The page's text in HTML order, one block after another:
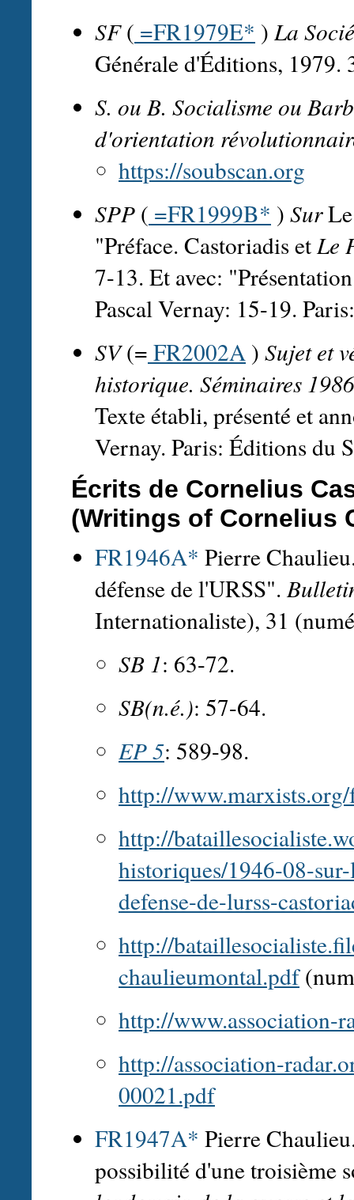
SF( =FR1979E* )La
Générale d'Éditions, 1979.
S. ou B. Socialisme ou
d'orientation
https://soubscan.org
SPP ( =FR1999B* ) Sur
"Préface. Castoriadis etLe
7-13. Et avec:
Pascal Vernay: 15-19.
SV(= FR2002A ) Sujet et
historique. Séminaires
Texte établi, présenté et
Vernay. Paris: Éditions du
Écrits de Cornelius
(Writings of Cornelius
FR1946A* Pierre
défense de l'URSS".
Internationaliste), 31
SB 1: 63-72.
SB(n.é.): 57-64.
EP 5: 589-98.
http://
http://
historiques/1946-08-
defense-de-lurss-
http://
chaulieumontal.pdf
http://www.association-
http://association-
00021.pdf
FR1947A* Pierre
possibilité d'une troisième